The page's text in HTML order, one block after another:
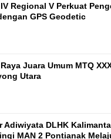
IV Regional V Perkuat
GPS Geodetic
Juara Umum MTQ
Utara
Adiwiyata DLHK
MAN 2 Pontianak